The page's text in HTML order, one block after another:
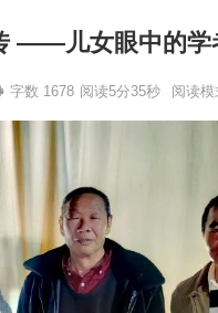
——儿女眼中的学
字数 1678 阅读5分35秒 阅读模